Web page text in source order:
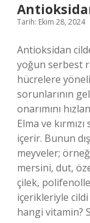
Tarih: Ekim 28, 2024
Antioksidan
yoğun serbest
hücrelere
sorunlarının
onarımını
Elma ve
içerir. Bunun
meyveler;
mersini, dut,
çilek,
içerikleriyle
hangi vitamin?